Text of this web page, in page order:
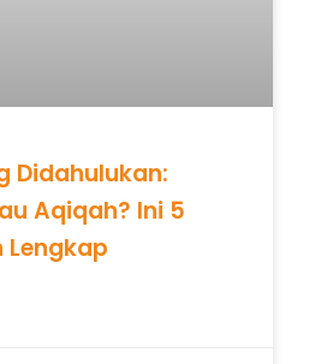
Didahulukan:
Aqiqah? Ini 5
Lengkap